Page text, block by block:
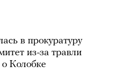
в прокуратуру
из-за травли
Колобке